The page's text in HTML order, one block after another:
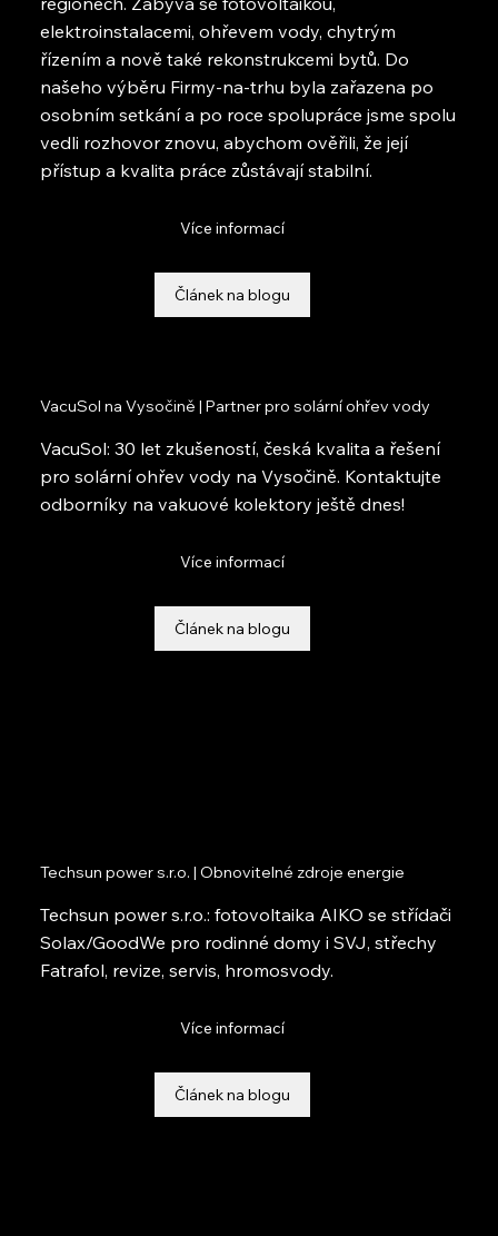
elektroinstalacemi, ohřevem vody, chytrým
řízením a nově také rekonstrukcemi bytů. Do
našeho výběru Firmy-na-trhu byla zařazena po
osobním setkání a po roce spolupráce jsme spolu
vedli rozhovor znovu, abychom ověřili, že její
přístup a kvalita práce zůstávají stabilní.
Více informací
Článek na blogu
VacuSol na Vysočině | Partner pro solární ohřev vody
VacuSol: 30 let zkušeností, česká kvalita a řešení
pro solární ohřev vody na Vysočině. Kontaktujte
odborníky na vakuové kolektory ještě dnes!
Více informací
Článek na blogu
Techsun power s.r.o. | Obnovitelné zdroje energie
Techsun power s.r.o.: fotovoltaika AIKO se střídači
Solax/GoodWe pro rodinné domy i SVJ, střechy
Fatrafol, revize, servis, hromosvody.
Více informací
Článek na blogu